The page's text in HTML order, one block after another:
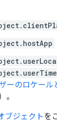
ーのロケール
。
ブジェクトを